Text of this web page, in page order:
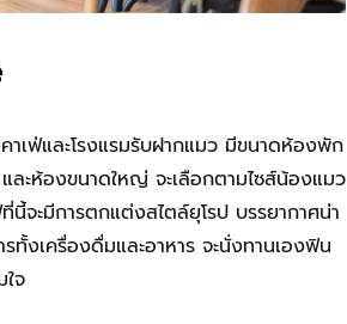
เฟ่และโรงแรมรับฝากแมว มีขนาดห้องพัก
ะห้องขนาดใหญ่ จะเลือกตามไซส์น้องแมว
นี้จะมีการตกแต่งสไตล์ยุโรป บรรยากาศน่า
งเครื่องดื่มและอาหาร จะนั่งทานเองฟิน
จ